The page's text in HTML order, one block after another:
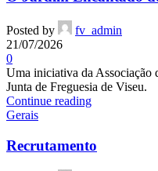
Posted by
fv_admin
21/07/2026
0
Uma iniciativa da Associação
Junta de Freguesia de Viseu.
Continue reading
Gerais
Recrutamento